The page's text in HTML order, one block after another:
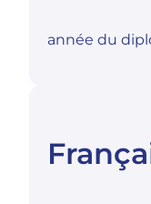
année du